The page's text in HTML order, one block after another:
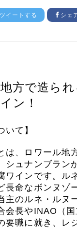
ツイートする シェ
方で造ら
ン！
いて】
は、ロワール地
シュナンブラン
ワインです。ル
長命なボンヌゾ
主のルネ・ルヌ
会長やINAO（
要職に就き、レ